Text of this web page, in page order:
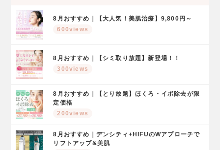
8月おすすめ｜【大人気！美肌治療】9,800円～
600views
8月おすすめ｜【シミ取り放題】新登場！！
300views
8月おすすめ｜【とり放題】ほくろ・イボ除去が限
定価格
200views
8月おすすめ｜デンシティ+HIFUのWアプローチで
リフトアップ&美肌